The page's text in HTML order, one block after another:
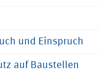
und Einspruch
auf Baustellen